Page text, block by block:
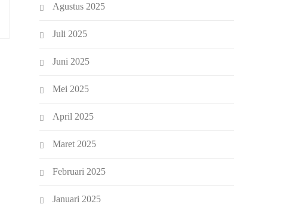
Agustus 2025
Juli 2025
Juni 2025
Mei 2025
April 2025
Maret 2025
Februari 2025
Januari 2025